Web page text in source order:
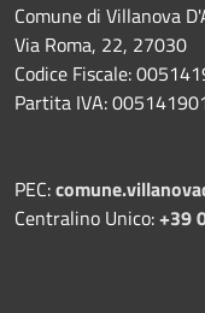
Comune di Villanova
Via Roma, 22, 27030
Codice Fiscale:
Partita IVA:
PEC:
Centralino Unico:+39